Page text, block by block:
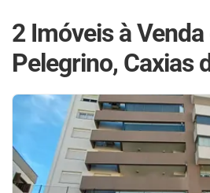
2 Imóveis à
Pelegrino, Caxias